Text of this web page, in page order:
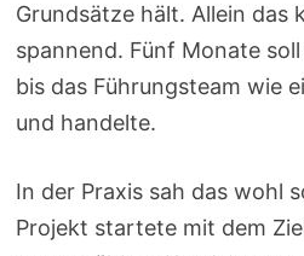
Grundsätze hält. Allein das
spannend. Fünf Monate
bis das Führungsteam wie
und handelte.
In der Praxis sah das wohl
Projekt startete mit dem